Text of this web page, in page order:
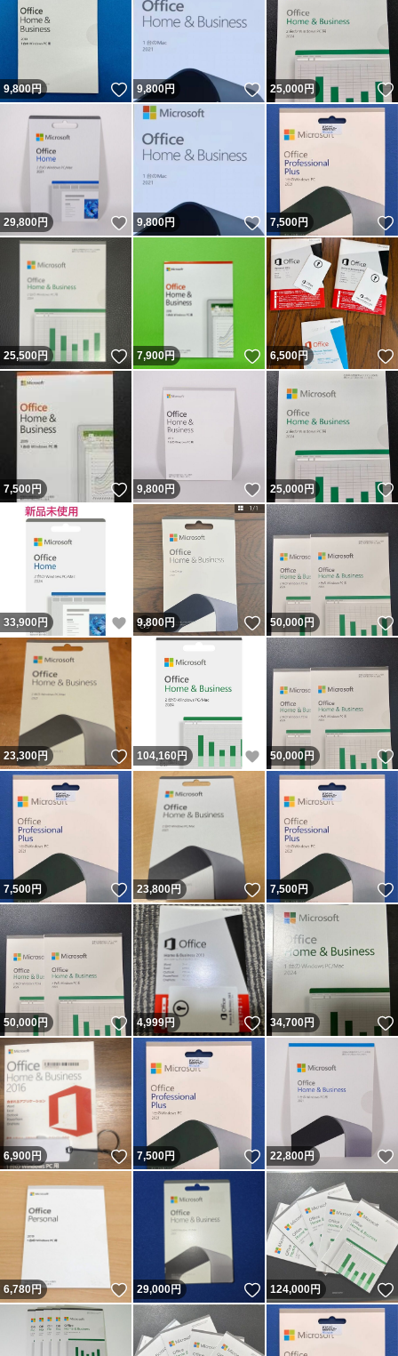
9,800円 いいね！
9,800円 いいね！
25,000円
29,800円 いいね！
9,800円 いいね！
7,500円
25,500円 いいね！
7,900円 いいね！
6,500円
7,500円 いいね！
9,800円 いいね！
25,000円
33,900 円 いいね！
9,800円 いいね！
50,000円
23,300円 いいね！
104,160 円 いいね！
50,000円
7,500円 いいね！
23,800円 いいね！
7,500円
50,000円 いいね！
4,999円 いいね！
34,700円
6,900円 いいね！
7,500円 いいね！
22,800円
6,780円 いいね！
29,000円 いいね！
124,000円